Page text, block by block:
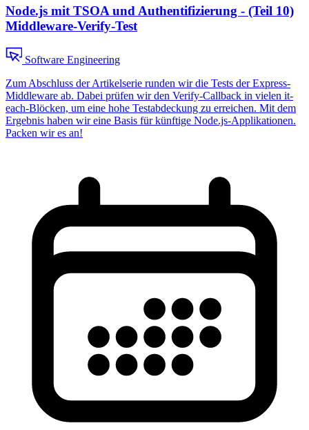
Node.js mit TSOA und Authentifizierung - (Teil 10)
Middleware-Verify-Test
Software Engineering
Zum Abschluss der Artikelserie runden wir die Tests der Express-
Middleware ab. Dabei prüfen wir den Verify-Callback in vielen it-
each-Blöcken, um eine hohe Testabdeckung zu erreichen. Mit dem
Ergebnis haben wir eine Basis für künftige Node.js-Applikationen.
Packen wir es an!